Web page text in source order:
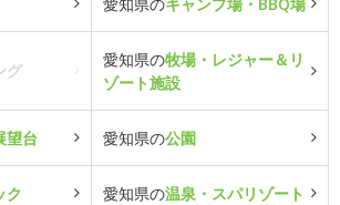
グ
愛知県の牧場・レジャー＆リ
ゾート施設
望台 愛知県の公園
ク 愛知県の温泉・スパリゾート